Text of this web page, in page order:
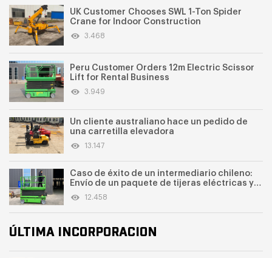
UK Customer Chooses SWL 1-Ton Spider
Crane for Indoor Construction
3.468
Peru Customer Orders 12m Electric Scissor
Lift for Rental Business
3.949
Un cliente australiano hace un pedido de
una carretilla elevadora
13.147
Caso de éxito de un intermediario chileno:
Envío de un paquete de tijeras eléctricas y
excavadora pequeña
12.458
ÚLTIMA INCORPORACION